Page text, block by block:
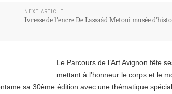
NEXT ARTICLE
Ivresse de l'encre De Lassaâd Metoui musée
Le Parcours de l’Art Avignon fête
mettant à l’honneur le corps et le
sa 30ème édition avec une thématique